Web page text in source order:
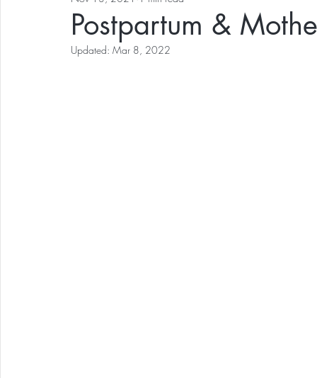
Postpartum &
Updated: Mar 8, 2022